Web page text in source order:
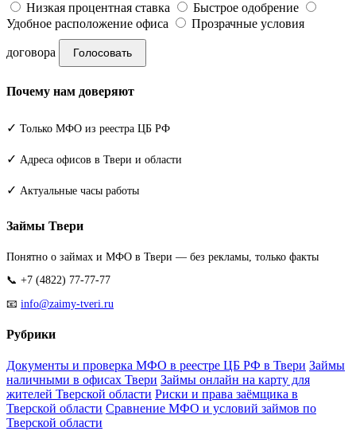
Низкая процентная ставка
Быстрое одобрение
Удобное расположение офиса
Прозрачные условия
договора Голосовать
Почему нам доверяют
✓ Только МФО из реестра ЦБ РФ
✓ Адреса офисов в Твери и области
✓ Актуальные часы работы
Займы Твери
Понятно о займах и МФО в Твери — без рекламы, только факты
📞 +7 (4822) 77-77-77
📧 info@zaimy-tveri.ru
Рубрики
Документы и проверка МФО в реестре ЦБ РФ в Твери Займы
наличными в офисах Твери Займы онлайн на карту для
жителей Тверской области Риски и права заёмщика в
Тверской области Сравнение МФО и условий займов по
Тверской области